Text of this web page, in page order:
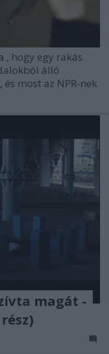
, hogy egy rakás
álló
most az NPR-nek
magát -